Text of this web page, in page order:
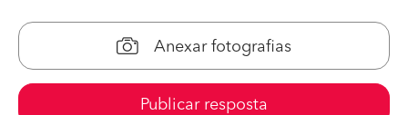
Anexar fotografias
Publicar resposta